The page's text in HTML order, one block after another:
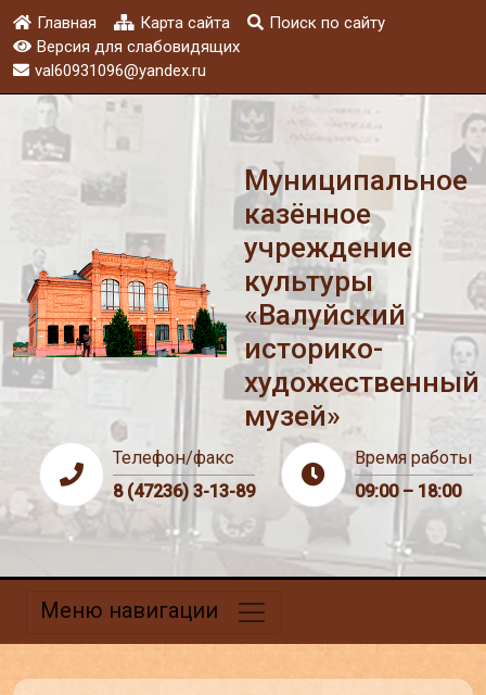
Главная Карта сайта
Поиск по сайту
Версия для слабовидящих
val60931096@yandex.ru
Муниципальное
казённое
учреждение
культуры
«Валуйский
историко-
художественный
музей»
Телефон/факс
8 (47236) 3-13-89
Время работы
09:00 – 18:00
Меню навигации